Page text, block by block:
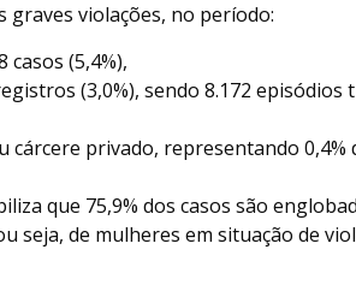
violações, no período:
(5,4%),
(3,0%), sendo 8.172 episódios
cárcere privado, representando 0,4%
que 75,9% dos casos são
seja, de mulheres em situação de